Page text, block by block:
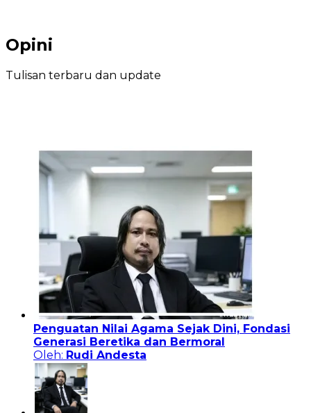
Opini
Tulisan terbaru dan update
Penguatan Nilai Agama Sejak Dini, Fondasi
Generasi Beretika dan Bermoral
Oleh: Rudi Andesta